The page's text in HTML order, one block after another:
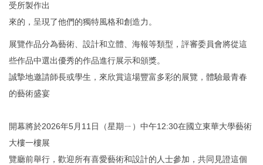
受所製作出
來的，呈現了他們的獨特風格和創造力。
展覽作品分為藝術、設計和立體、海報等類型，評審委員會將從這
些作品中選出優秀的作品進行展示和頒獎。
誠摯地邀請師長或學生，來欣賞這場豐富多彩的展覽，體驗最青春
的藝術盛宴
開幕將於2026年5月11日（星期ㄧ）中午12:30在國立東華大學藝術
大樓一樓展
覽廳前舉行，歡迎所有喜愛藝術和設計的人士參加，共同見證這個